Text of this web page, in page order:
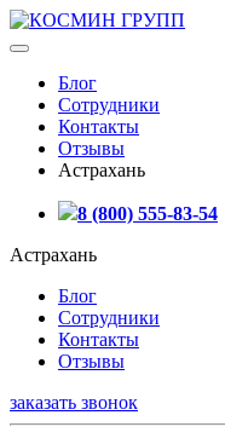
Блог
Сотрудники
Контакты
Отзывы
Астрахань
8 (800) 555-83-54
Астрахань
Блог
Сотрудники
Контакты
Отзывы
заказать звонок